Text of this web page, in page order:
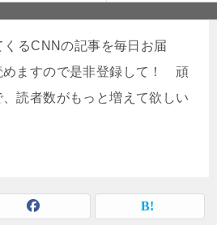
るCNNの記事を毎日お届
ますので是非登録して！ 頑
読者数がもっと増えて欲しい